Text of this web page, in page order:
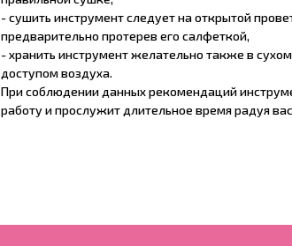
- сушить инструмент следует на открытой
предварительно протерев его салфеткой,
- хранить инструмент желательно также в
доступом воздуха.
При соблюдении данных рекомендаций
работу и прослужит длительное время радуя